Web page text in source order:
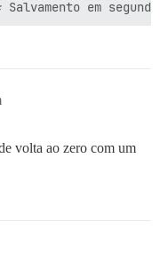
volta ao zero com um